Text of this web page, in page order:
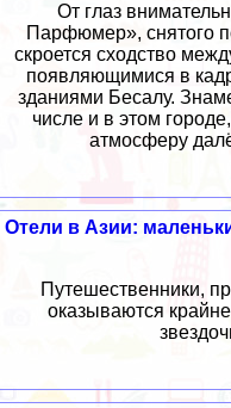
От глаз
Парфюмер», снятого
скроется сходство
появляющимися в
зданиями Бесалу.
числе и в этом
атмосферу
Отели в Азии:
Путешественники,
оказываются